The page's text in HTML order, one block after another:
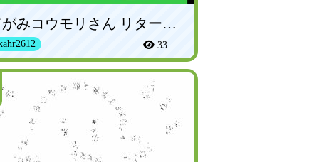
おてがみコウモリさん リターンズ
33